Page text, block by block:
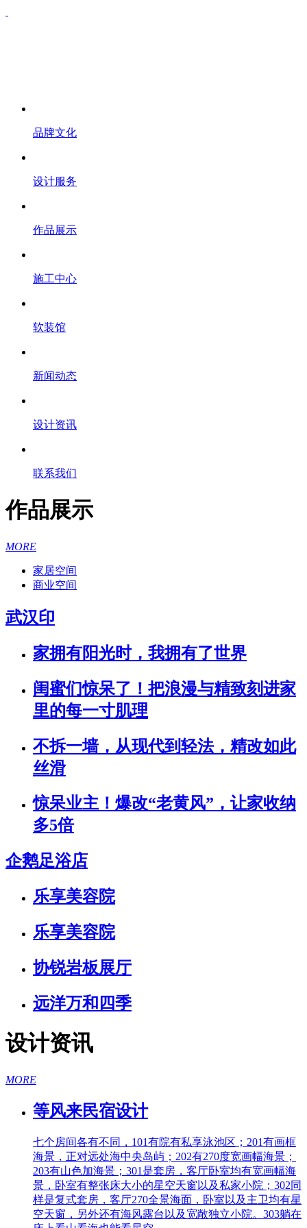
品牌文化
设计服务
作品展示
施工中心
软装馆
新闻动态
设计资讯
联系我们
作品展示
MORE
家居空间
商业空间
武汉印
家拥有阳光时，我拥有了世界
闺蜜们惊呆了！把浪漫与精致刻进家
里的每一寸肌理
不拆一墙，从现代到轻法，精改如此
丝滑
惊呆业主！爆改“老黄风”，让家收纳
多5倍
企鹅足浴店
乐享美容院
乐享美容院
协锐岩板展厅
远洋万和四季
设计资讯
MORE
等风来民宿设计
七个房间各有不同，101有院有私享泳池区；201有画框
海景，正对远处海中央岛屿；202有270度宽画幅海景；
203有山色加海景；301是套房，客厅卧室均有宽画幅海
景，卧室有整张床大小的星空天窗以及私家小院；302同
样是复式套房，客厅270全景海面，卧室以及主卫均有星
空天窗，另外还有海风露台以及宽敞独立小院。303躺在